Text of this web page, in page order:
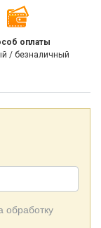
оплаты
/ безналичный
обработку